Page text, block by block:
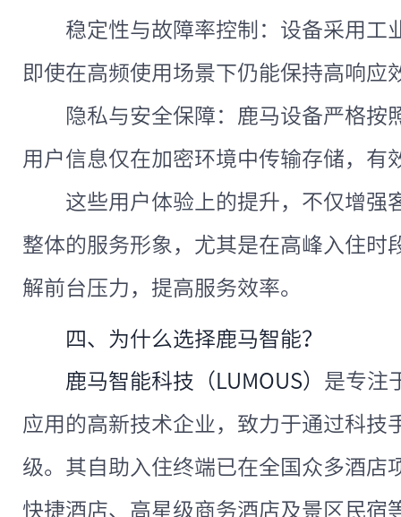
稳定性与故障率控制：设备采用工
即使在高频使用场景下仍能保持高响应
隐私与安全保障：鹿马设备严格按
用户信息仅在加密环境中传输存储，有
这些用户体验上的提升，不仅增强
整体的服务形象，尤其是在高峰入住时
解前台压力，提高服务效率。
四、为什么选择鹿马智能？
鹿马智能科技（LUMOUS） 是专注
应用的高新技术企业，致力于通过科技
级。其自助入住终端已在全国众多酒店
快捷酒店、高星级商务酒店及景区民宿